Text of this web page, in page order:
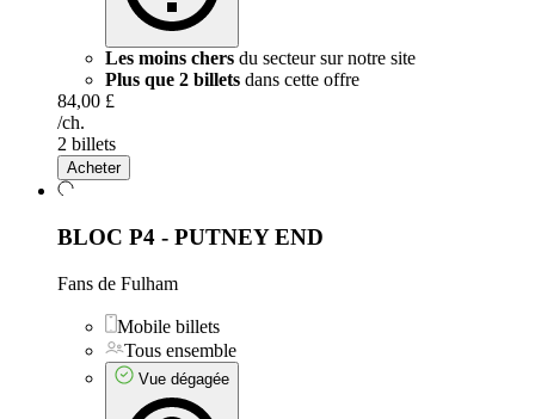
Les moins chers du secteur sur notre site
Plus que 2 billets dans cette offre
84,00 £
/ch.
2 billets
Acheter
BLOC P4 - PUTNEY END
Fans de Fulham
Mobile billets
Tous ensemble
Vue dégagée